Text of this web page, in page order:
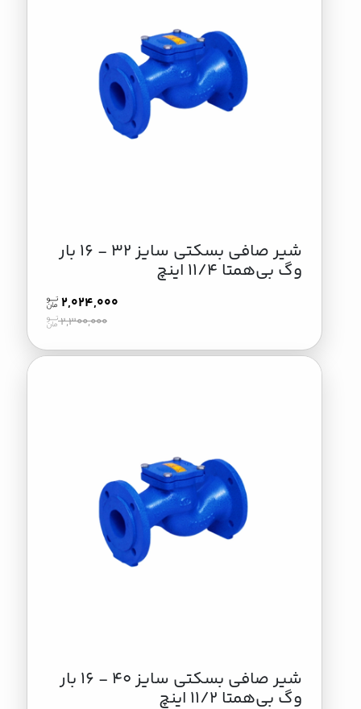
شیر صافی بسکتی سایز 32 - 16 بار
وگ بی‌همتا 11/4 اینچ
2,024,000
2,300,000
شیر صافی بسکتی سایز 40 - 16 بار
وگ بی‌همتا 11/2 اینچ